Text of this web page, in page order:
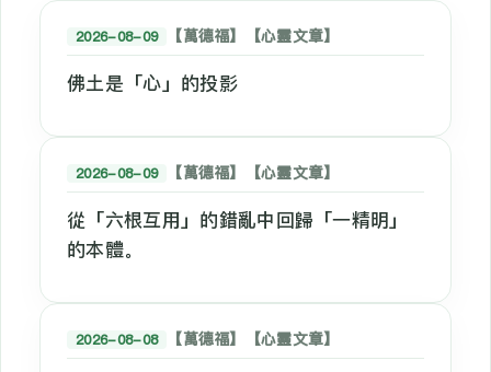
2026-08-09 【萬德福】【心靈文章】
佛土是「心」的投影
2026-08-09 【萬德福】【心靈文章】
從「六根互用」的錯亂中回歸「一精明」
的本體。
2026-08-08 【萬德福】【心靈文章】